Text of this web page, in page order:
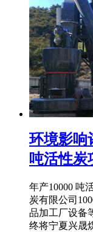
环境影响
吨活性炭
年产10000 吨
炭有限公司
品加工厂设备
终将宁夏兴晟